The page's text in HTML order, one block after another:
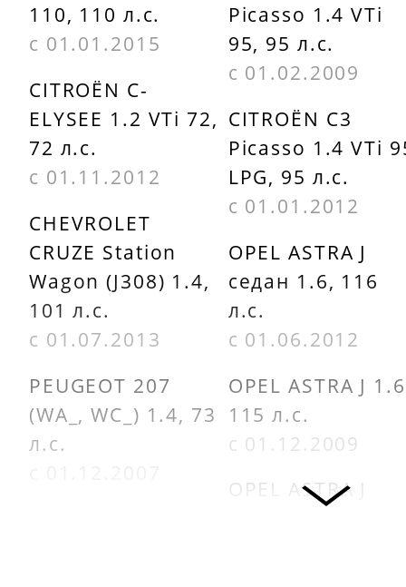
110, 110 л.с.
с 01.01.2015
CITROËN C-
ELYSEE 1.2 VTi 72,
72 л.с.
с 01.11.2012
CHEVROLET
CRUZE Station
Wagon (J308) 1.4,
101 л.с.
с 01.07.2013
PEUGEOT 207
(WA_, WC_) 1.4, 73
л.с.
Picasso 1.4 VTi
95, 95 л.с.
с 01.02.2009
CITROËN C3
Picasso 1.4 VTi
LPG, 95 л.с.
с 01.01.2012
OPEL ASTRA J
седан 1.6, 116
л.с.
с 01.06.2012
OPEL ASTRA J
115 л.с.
с 01.12.2009
OPEL ASTRA J